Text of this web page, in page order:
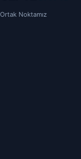
Ortak Noktamız